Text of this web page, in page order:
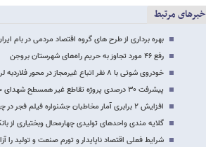
خبرهای مرتبط
بهره برداری از طرح های گروه اقتصاد مردمی در بام
رفع ۴۶ مورد تجاوز به حریم راه‌های شهرستان بروجن
خودروی شوتی با ۸ نفر اتباع غیرمجاز در محور فلاردبه لردگان متوقف شد
پیشرفت ۳۰ درصدی پروژه تقاطع غیر همسطح شهدای خدمت شهرکرد
افزایش ۲ برابری آمار مخاطبان جشنواره فیلم فجر در چهارمحال و بختیاری
گلایه مندی واحدهای تولیدی چهارمحال وبختیاری از
شرایط فعلی اقتصاد ناپایدار و تورم صنعت و تولید را